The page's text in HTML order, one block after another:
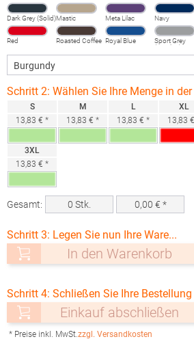
Dark Grey (Solid)Mastic Meta Lilac Navy
Red Roasted Coffee Royal Blue
Sport Grey
(Heather)
Schritt 2: Wählen Sie Ihre Menge in
S
13,83 € *
M
13,83 € *
L
13,83 € *
XL
13,83
3XL
13,83 € *
Gesamt: 0 Stk. 0,00 € *
Schritt 3: Legen Sie nun Ihre Ware...
In den Warenkorb
Schritt 4: Schließen Sie Ihre Bestellung
Einkauf abschließen
* Preise inkl. MwSt.zzgl. Versandkosten